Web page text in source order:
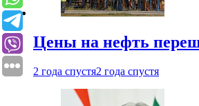
Цены на нефть
2 года спустя2 года спустя